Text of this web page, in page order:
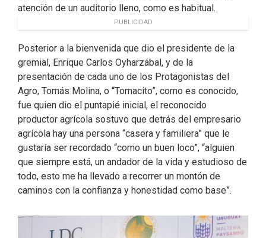
atención de un auditorio lleno, como es habitual.
PUBLICIDAD
Posterior a la bienvenida que dio el presidente de la
gremial, Enrique Carlos Oyharzábal, y de la
presentación de cada uno de los Protagonistas del
Agro, Tomás Molina, o “Tomacito”, como es conocido,
fue quien dio el puntapié inicial, el reconocido
productor agrícola sostuvo que detrás del empresario
agrícola hay una persona “casera y familiera” que le
gustaría ser recordado “como un buen loco”, “alguien
que siempre está, un andador de la vida y estudioso de
todo, esto me ha llevado a recorrer un montón de
caminos con la confianza y honestidad como base”.